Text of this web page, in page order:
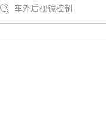
车外后视镜控制